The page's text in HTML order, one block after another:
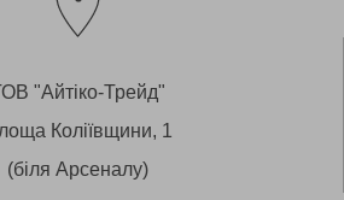
"Айтіко-Трейд"
Коліївщини, 1
(біля Арсеналу)